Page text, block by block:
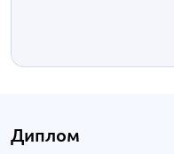
Диплом